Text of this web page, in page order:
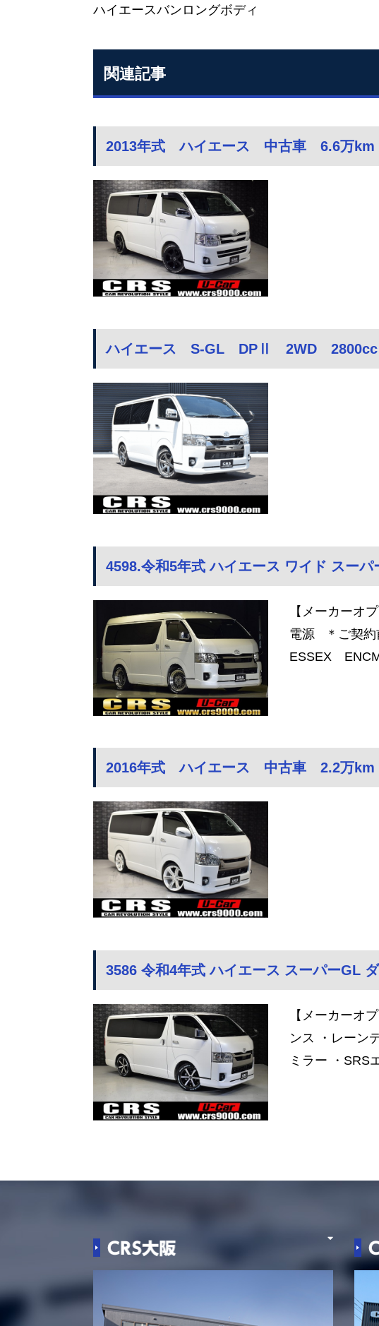
ハイエースバンロングボディ
関連記事
2013年式 ハイエース 中古車 6.6万km
ハイエース S-GL DPⅡ 2WD 2800cc
4598.令和5年式 ハイエース ワイド スー
【メーカーオ
電源 ＊ご契約
ESSEX
2016年式 ハイエース 中古車 2.2万km
3586 令和4年式 ハイエース スーパーGL
【メーカーオ
ンス ・レーン
ミラー ・